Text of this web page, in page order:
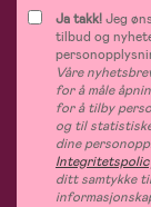
Ja takk!Jeg
tilbud og
Våre
for å måle
for å tilby
og til
dine
ditt samtykke